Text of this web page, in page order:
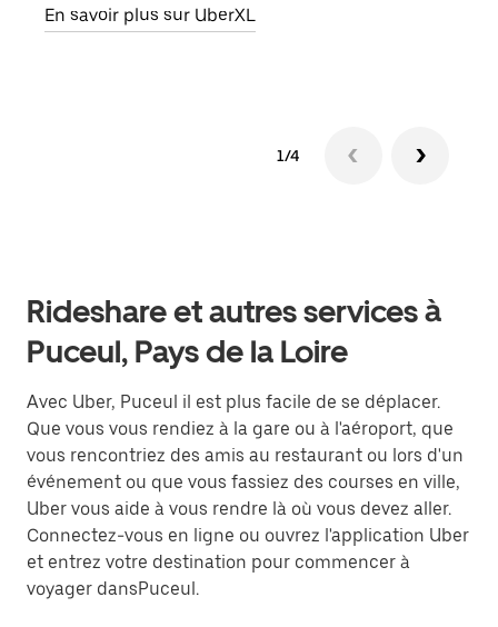
En savoir plus sur UberXL
1/4
Rideshare et autres services à
Puceul, Pays de la Loire
Avec Uber, Puceul il est plus facile de se déplacer.
Que vous vous rendiez à la gare ou à l'aéroport, que
vous rencontriez des amis au restaurant ou lors d'un
événement ou que vous fassiez des courses en ville,
Uber vous aide à vous rendre là où vous devez aller.
Connectez-vous en ligne ou ouvrez l'application Uber
et entrez votre destination pour commencer à
voyager dansPuceul.